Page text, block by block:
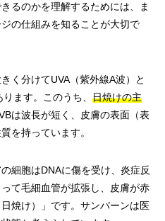
るのかを理解するためには、ま
の仕組みを知ることが大切で
く分けてUVA（紫外線A波）と
ます。このうち、 日焼けの主
は波長が短く、皮膚の表面（表
を持っています。
細胞はDNAに傷を受け、炎症反
て毛細血管が拡張し、皮膚が赤
焼け）」です。サンバーンは医